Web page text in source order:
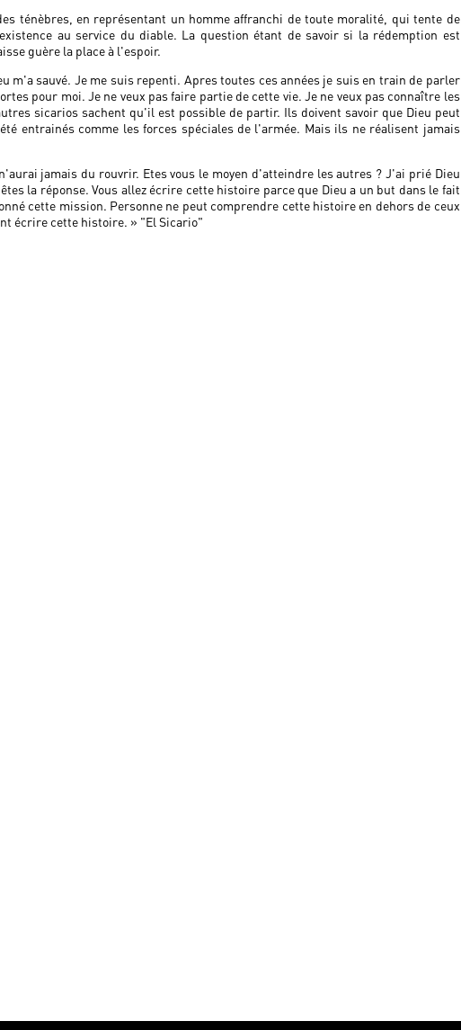
ténèbres, en représentant un homme affranchi de toute moralité, qui tente de
au service du diable. La question étant de savoir si la rédemption est
guère la place à l'espoir.
m'a sauvé. Je me suis repenti. Apres toutes ces années je suis en train de parler
pour moi. Je ne veux pas faire partie de cette vie. Je ne veux pas connaître les
sicarios sachent qu'il est possible de partir. Ils doivent savoir que Dieu peut
entrainés comme les forces spéciales de l'armée. Mais ils ne réalisent jamais
jamais du rouvrir. Etes vous le moyen d'atteindre les autres ? J'ai prié Dieu
la réponse. Vous allez écrire cette histoire parce que Dieu a un but dans le fait
cette mission. Personne ne peut comprendre cette histoire en dehors de ceux
écrire cette histoire. » "El Sicario"